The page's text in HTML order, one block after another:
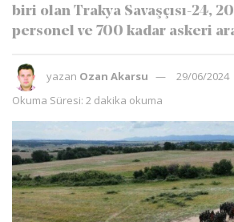
biri olan Trakya Savaşçısı-24,
personel ve 700 kadar askeri
yazan Ozan Akarsu
29/06/2024
Okuma Süresi: 2 dakika okuma